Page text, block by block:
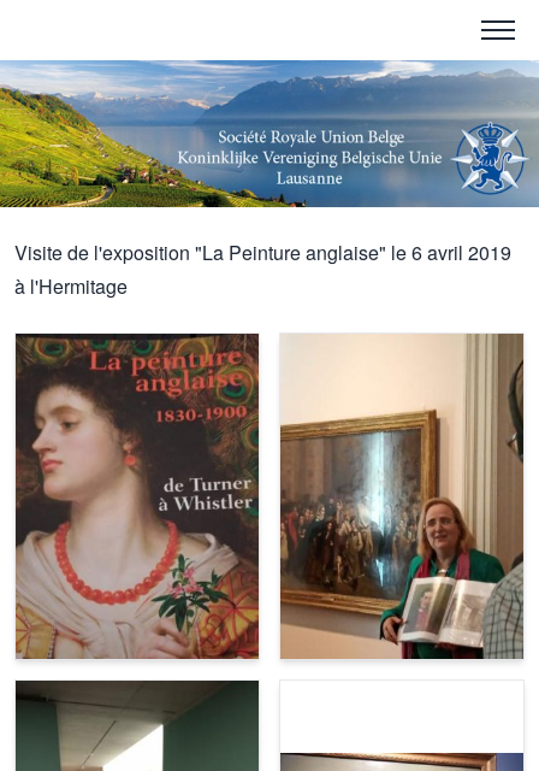
Visite de l'exposition "La Peinture anglaise" le 6 avril 2019
à l'Hermitage